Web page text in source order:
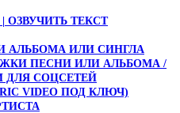
ОЗВУЧИТЬ ТЕКСТ
АЛЬБОМА ИЛИ СИНГЛА
ПЕСНИ ИЛИ АЛЬБОМА /
СОЦСЕТЕЙ
VIDEO ПОД КЛЮЧ)